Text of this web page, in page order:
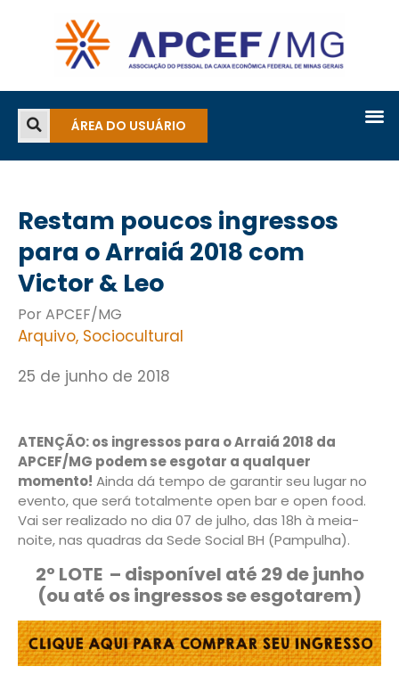
ÁREA DO USUÁRIO
Restam poucos ingressos
para o Arraiá 2018 com
Victor & Leo
Por APCEF/MG
Arquivo, Sociocultural
25 de junho de 2018
ATENÇÃO: os ingressos para o Arraiá 2018 da
APCEF/MG podem se esgotar a qualquer
momento! Ainda dá tempo de garantir seu lugar no
evento, que será totalmente open bar e open food.
Vai ser realizado no dia 07 de julho, das 18h à meia-
noite, nas quadras da Sede Social BH (Pampulha).
2º LOTE – disponível até 29 de junho
(ou até os ingressos se esgotarem)